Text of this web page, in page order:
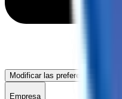
Modificar las preferencias de
Empresa